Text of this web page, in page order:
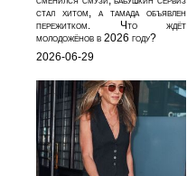
стал хитом, а тамада объявлен
пережитком. Что ждёт
молодожёнов в 2026 году?
2026-06-29